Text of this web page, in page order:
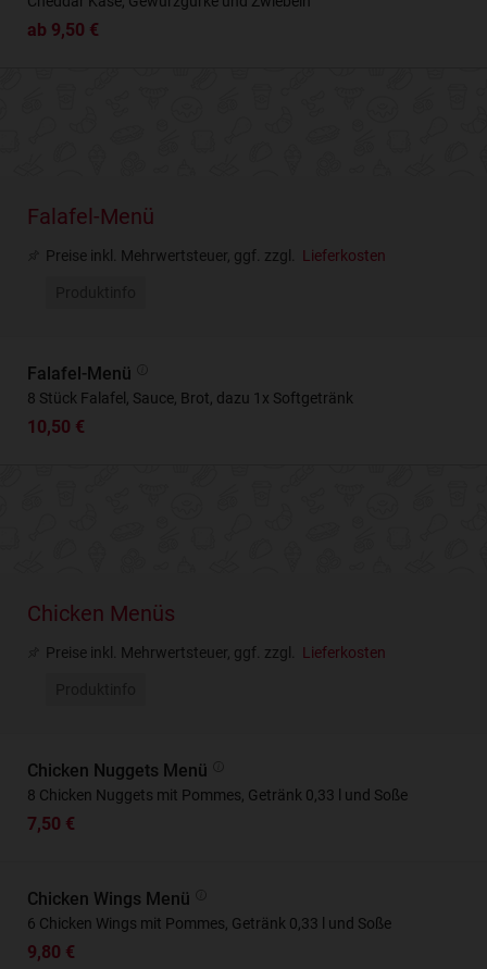
ab 9,50 €
Falafel-Menü
Preise inkl. Mehrwertsteuer, ggf. zzgl. Lieferkosten
Falafel-Menü
8 Stück Falafel, Sauce, Brot, dazu 1x Softgetränk
10,50 €
Chicken Menüs
Preise inkl. Mehrwertsteuer, ggf. zzgl. Lieferkosten
Chicken Nuggets Menü
8 Chicken Nuggets mit Pommes, Getränk 0,33 l und Soße
7,50 €
Chicken Wings Menü
6 Chicken Wings mit Pommes, Getränk 0,33 l und Soße
9,80 €